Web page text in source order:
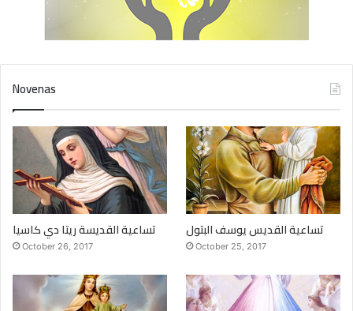
Novenas
تساعية القديسة ريتا دي كاسيا
October 26, 2017
تساعية القديس يوسف البتول
October 25, 2017